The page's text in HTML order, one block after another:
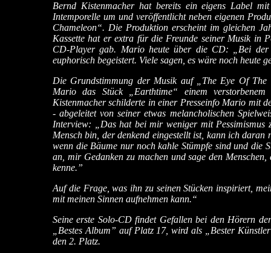
Bernd Kistenmacher hat bereits ein eigens Label
Intemporelle um und veröffentlicht neben eigenen
Chameleon“. Die Produktion erscheint im gleichen
Kassette hat er extra für die Freunde seiner Musik in
CD-Player gab. Mario heute über die CD: „Bei
euphorisch begeistert. Viele sagen, es wäre noch heute
Die Grundstimmung der Musik auf „The Eye Of The
Mario das Stück „Earthtime“ einem
Kistenmacher schilderte in einer Presseinfo Mario mit
- abgeleitet von seiner etwas melancholischen
Interview: „Das hat bei mir weniger mit
Mensch bin, der denkend eingestellt ist, kann ich
wenn die Bäume nur noch kahle Stümpfe sind und die
an, mir Gedanken zu machen und sage den
kenne.”
Auf die Frage, was ihn zu seinen Stücken inspiriert,
mit meinen Sinnen aufnehmen kann.“
Seine erste Solo-CD findet Gefallen bei den Hörern
„Bestes Album” auf Platz 17, wird als „Bester
den 2. Platz.